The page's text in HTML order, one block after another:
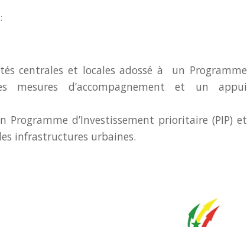
centrales et locales adossé à un Programme
mesures d’accompagnement et un appui
Programme d’Investissement prioritaire (PIP) et
infrastructures urbaines.